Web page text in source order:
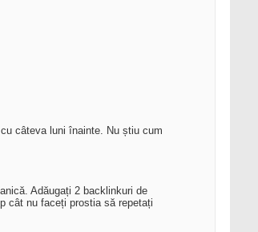
câteva luni înainte. Nu știu cum
Adăugați 2 backlinkuri de
cât nu faceți prostia să repetați